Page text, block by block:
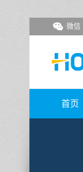
微信
首页